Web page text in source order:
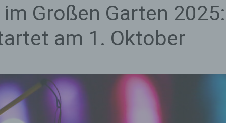
Großen Garten 2025:
am 1. Oktober